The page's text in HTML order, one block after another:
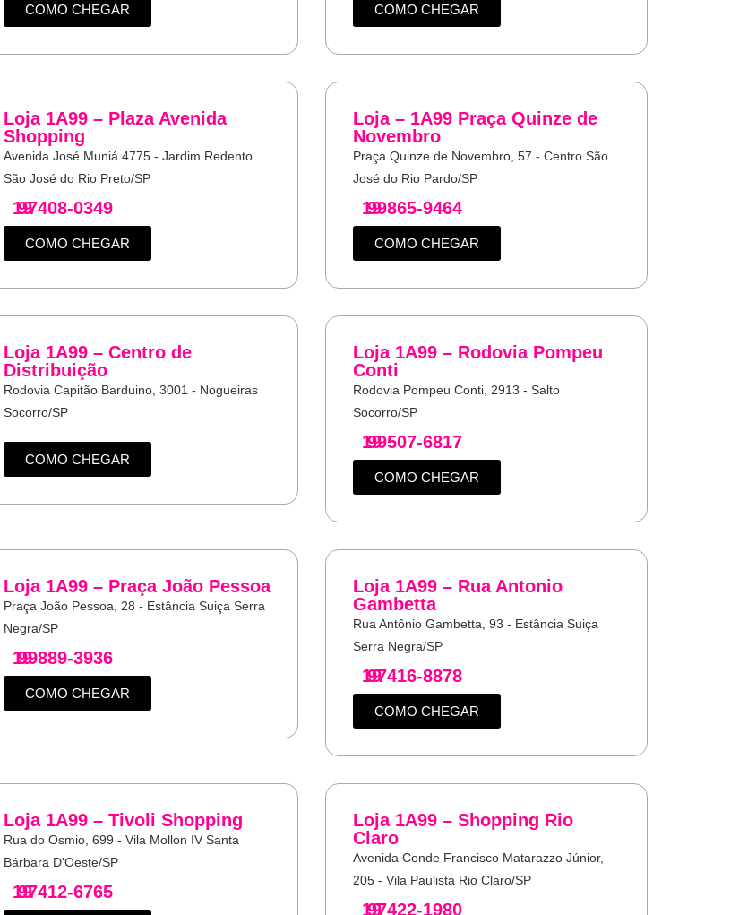
COMO CHEGAR COMO CHEGAR
Loja 1A99 – Plaza Avenida
Shopping
Avenida José Muniá 4775 - Jardim Redento
São José do Rio Preto/SP
19
97408-0349
COMO CHEGAR
Loja – 1A99 Praça Quinze de
Novembro
Praça Quinze de Novembro, 57 - Centro São
José do Rio Pardo/SP
19
99865-9464
COMO CHEGAR
Loja 1A99 – Centro de
Distribuição
Rodovia Capitão Barduino, 3001 - Nogueiras
Socorro/SP
COMO CHEGAR
Loja 1A99 – Rodovia Pompeu
Conti
Rodovia Pompeu Conti, 2913 - Salto
Socorro/SP
19
99507-6817
COMO CHEGAR
Loja 1A99 – Praça João Pessoa
Praça João Pessoa, 28 - Estância Suiça Serra
Negra/SP
19
99889-3936
COMO CHEGAR
Loja 1A99 – Rua Antonio
Gambetta
Rua Antônio Gambetta, 93 - Estância Suiça
Serra Negra/SP
19
97416-8878
COMO CHEGAR
Loja 1A99 – Tivoli Shopping
Rua do Osmio, 699 - Vila Mollon IV Santa
Bárbara D'Oeste/SP
19
97412-6765
Loja 1A99 – Shopping Rio
Claro
Avenida Conde Francisco Matarazzo Júnior,
205 - Vila Paulista Rio Claro/SP
19
97422-1980